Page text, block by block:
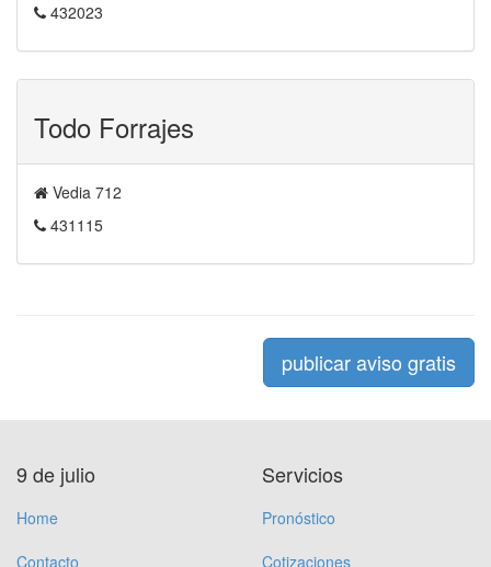
432023
Todo Forrajes
Vedia 712
431115
publicar aviso gratis
9 de julio
Home
Contacto
Servicios
Pronóstico
Cotizaciones